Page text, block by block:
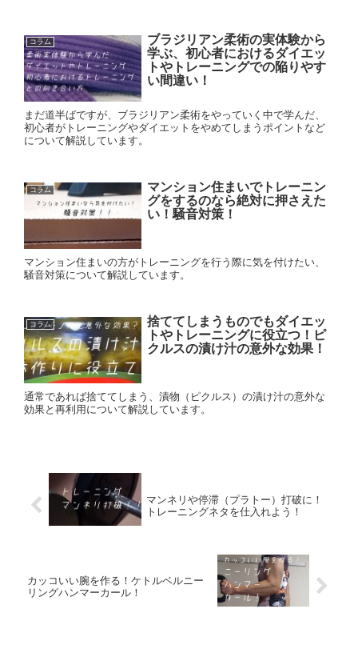
コラム
ブラジリアン柔術の実体験から
学ぶ、初心者におけるダイエッ
トやトレーニングでの陥りやす
い間違い！
まだ道半ばですが、ブラジリアン柔術をやっていく中で学んだ、
初心者がトレーニングやダイエットをやめてしまうポイントなど
について解説しています。
コラム
マンション住まいでトレーニン
グをするのなら絶対に押さえた
い！騒音対策！
マンション住まいの方がトレーニングを行う際に気を付けたい、
騒音対策について解説しています。
コラム
捨ててしまうものでもダイエッ
トやトレーニングに役立つ！ピ
クルスの漬け汁の意外な効果！
通常であれば捨ててしまう、漬物（ピクルス）の漬け汁の意外な
効果と再利用について解説しています。
マンネリや停滞（プラトー）打破に！
トレーニングネタを仕入れよう！
カッコいい腕を作る！ケトルベルニー
リングハンマーカール！